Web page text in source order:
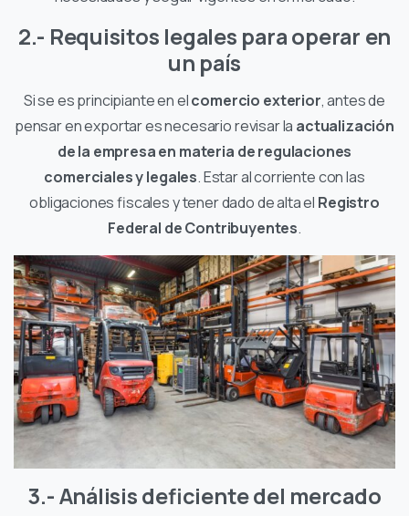
2.- Requisitos legales para operar en
un país
Si se es principiante en elcomercio exterior, antes de
pensar en exportar es necesario revisar la actualización
de la empresa en materia de regulaciones
comerciales y legales. Estar al corriente con las
obligaciones fiscales y tener dado de alta el Registro
Federal de Contribuyentes.
3.- Análisis deficiente del mercado